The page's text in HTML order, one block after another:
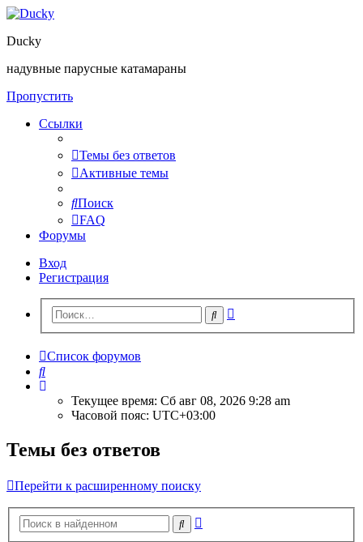
Ducky
надувные парусные катамараны
Пропустить
Ссылки
Темы без ответов
Активные темы
Поиск
FAQ
Форумы
Вход
Регистрация
Поиск
Список форумов
Поиск
Текущее время: Сб авг 08, 2026 9:28 am
Часовой пояс: UTC+03:00
Темы без ответов
Перейти к расширенному поиску
Поиск